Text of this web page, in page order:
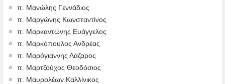
π. Μανώλης Γεννάδιος
π. Μαργώνης Κωνσταντίνος
π. Μαρκαντώνης Ευάγγελος
π. Μαρκόπουλος Ανδρέας
π. Μαρόγιαννης Λάζαρος
π. Μαρτζούχος Θεοδόσιος
π. Μαυρολέων Καλλίνικος